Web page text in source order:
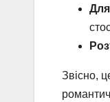
Для
Звісно,